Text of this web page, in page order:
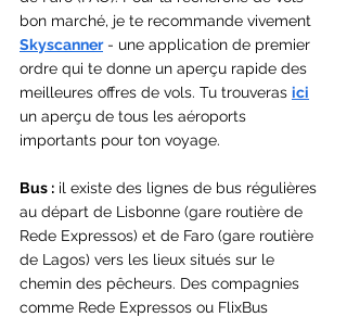
bon marché, je te recommande vivement
Skyscanner - une application de premier
ordre qui te donne un aperçu rapide des
meilleures offres de vols. Tu trouveras ici
un aperçu de tous les aéroports
importants pour ton voyage.
Bus : il existe des lignes de bus régulières
au départ de Lisbonne (gare routière de
Rede Expressos) et de Faro (gare routière
de Lagos) vers les lieux situés sur le
chemin des pêcheurs. Des compagnies
comme Rede Expressos ou FlixBus